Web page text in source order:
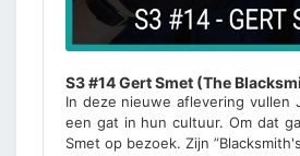
S3 #14 Gert Smet (The
In deze nieuwe aflevering vullen
een gat in hun cultuur. Om dat
Smet op bezoek. Zijn ”Blacksmith's